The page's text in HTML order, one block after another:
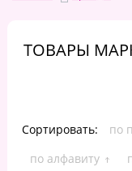
ТОВАРЫ
Сортировать: по
по алфавиту